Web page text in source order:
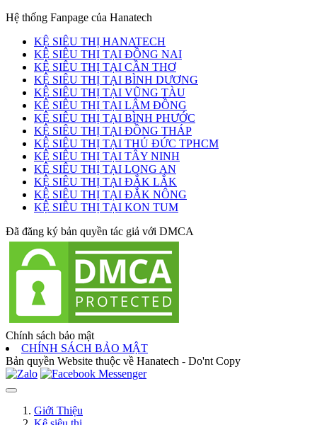
Hệ thống Fanpage của Hanatech
KỆ SIÊU THỊ HANATECH
KỆ SIÊU THỊ TẠI ĐỒNG NAI
KỆ SIÊU THỊ TẠI CẦN THƠ
KỆ SIÊU THỊ TẠI BÌNH DƯƠNG
KỆ SIÊU THỊ TẠI VŨNG TÀU
KỆ SIÊU THỊ TẠI LÂM ĐỒNG
KỆ SIÊU THỊ TẠI BÌNH PHƯỚC
KỆ SIÊU THỊ TẠI ĐỒNG THÁP
KỆ SIÊU THỊ TẠI THỦ ĐỨC TPHCM
KỆ SIÊU THỊ TẠI TÂY NINH
KỆ SIÊU THỊ TẠI LONG AN
KỆ SIÊU THỊ TẠI ĐẮK LẮK
KỆ SIÊU THỊ TẠI ĐẮK NÔNG
KỆ SIÊU THỊ TẠI KON TUM
Đã đăng ký bản quyền tác giả với DMCA
Chính sách bảo mật
CHÍNH SÁCH BẢO MẬT
Bản quyền Website thuộc về Hanatech - Do'nt Copy
Giới Thiệu